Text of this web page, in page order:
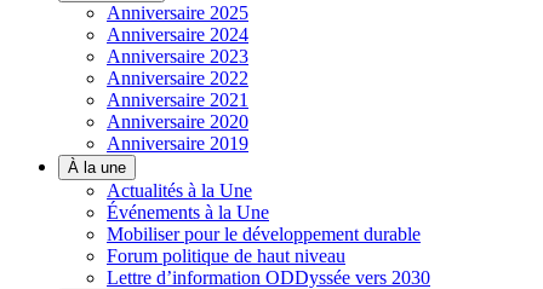
Anniversaire 2025
Anniversaire 2024
Anniversaire 2023
Anniversaire 2022
Anniversaire 2021
Anniversaire 2020
Anniversaire 2019
À la une
Actualités à la Une
Événements à la Une
Mobiliser pour le développement durable
Forum politique de haut niveau
Lettre d’information ODDyssée vers 2030